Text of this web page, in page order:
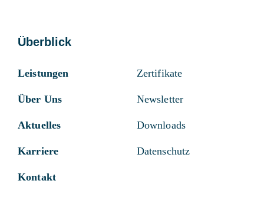
Überblick
Leistungen
Über Uns
Aktuelles
Karriere
Kontakt
Zertifikate
Newsletter
Downloads
Datenschutz